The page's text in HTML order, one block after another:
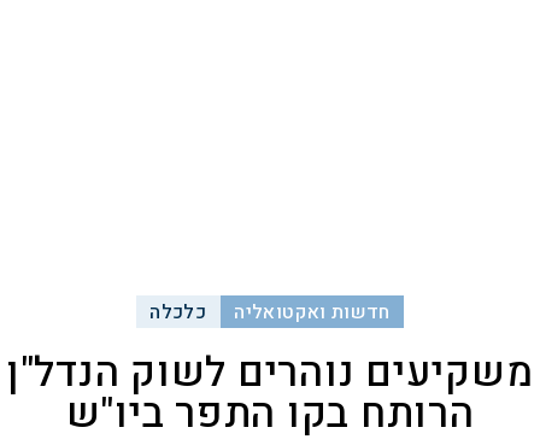
חדשות ואקטואליה כלכלה
משקיעים נוהרים לשוק הנדל"ן
הרותח בקו התפר ביו"ש